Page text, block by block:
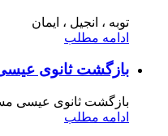
توبه ، انجیل ، ایمان
ادامه مطلب
بازگشت ثانوی
بازگشت ثانوی عیسی
ادامه مطلب